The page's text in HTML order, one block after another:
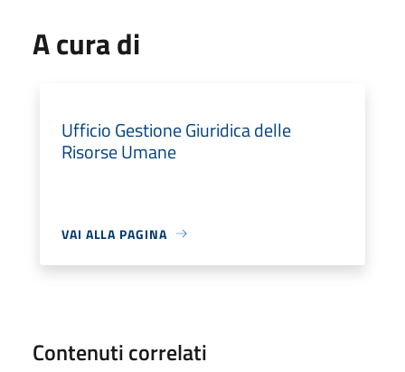
A cura di
Ufficio Gestione Giuridica delle
Risorse Umane
VAI ALLA PAGINA
Contenuti correlati